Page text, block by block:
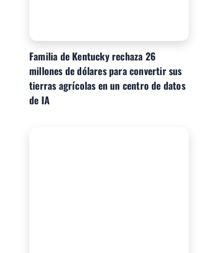
Familia de Kentucky rechaza 26
millones de dólares para convertir sus
tierras agrícolas en un centro de datos
de IA